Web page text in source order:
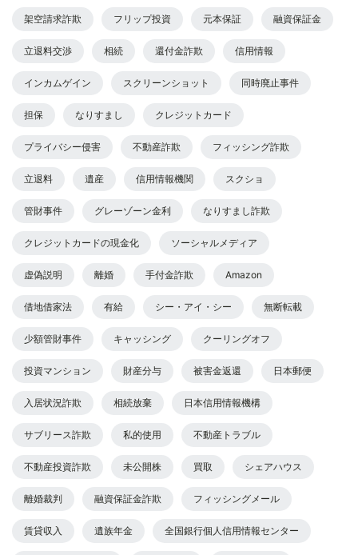
架空請求詐欺 フリップ投資 元本保証 融資保証金
立退料交渉 相続 還付金詐欺 信用情報
インカムゲイン スクリーンショット 同時廃止事件
担保 なりすまし クレジットカード
プライバシー侵害 不動産詐欺 フィッシング詐欺
立退料 遺産 信用情報機関 スクショ
管財事件 グレーゾーン金利 なりすまし詐欺
クレジットカードの現金化 ソーシャルメディア
虚偽説明 離婚 手付金詐欺 Amazon
借地借家法 有給 シー・アイ・シー 無断転載
少額管財事件 キャッシング クーリングオフ
投資マンション 財産分与 被害金返還 日本郵便
入居状況詐欺 相続放棄 日本信用情報機構
サブリース詐欺 私的使用 不動産トラブル
不動産投資詐欺 未公開株 買取 シェアハウス
離婚裁判 融資保証金詐欺 フィッシングメール
賃貸収入 遺族年金 全国銀行個人信用情報センター